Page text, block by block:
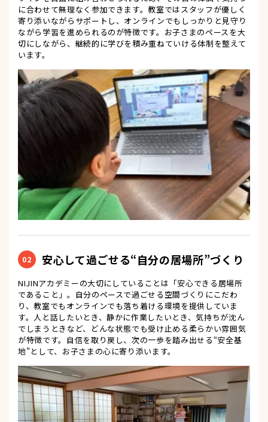
に合わせて無理なく参加できます。教室ではスタッフが優しく
寄り添いながらサポートし、オンラインでもしっかりと見守り
ながら学習を進められるのが特徴です。お子さまのペースを大
切にしながら、継続的に学びを積み重ねていける体制を整えて
います。
02 安心して過ごせる“自分の居場所”づくり
NIJINアカデミーの大切にしていることは「安心できる居場所
であること」。自分のペースで過ごせる空間づくりにこだわ
り、教室でもオンラインでも落ち着ける環境を提供していま
す。人と話したいとき、静かに作業したいとき、気持ちが沈ん
でしまうときなど、どんな状態でも受け止める柔らかい雰囲気
が特徴です。自信を取り戻し、次の一歩を踏み出せる“安全基
地”として、お子さまの心に寄り添います。